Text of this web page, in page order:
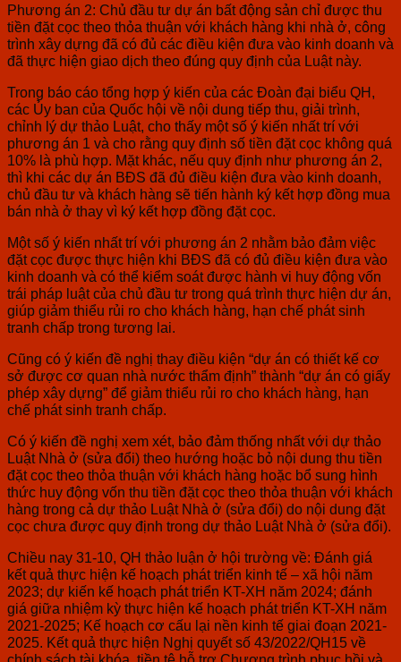
Phương án 2: Chủ đầu tư dự án bất động sản chỉ được thu
tiền đặt cọc theo thỏa thuận với khách hàng khi nhà ở, công
trình xây dựng đã có đủ các điều kiện đưa vào kinh doanh và
đã thực hiện giao dịch theo đúng quy định của Luật này.
Trong báo cáo tổng hợp ý kiến của các Đoàn đại biểu QH,
các Ủy ban của Quốc hội về nội dung tiếp thu, giải trình,
chỉnh lý dự thảo Luật, cho thấy một số ý kiến nhất trí với
phương án 1 và cho rằng quy định số tiền đặt cọc không quá
10% là phù hợp. Mặt khác, nếu quy định như phương án 2,
thì khi các dự án BĐS đã đủ điều kiện đưa vào kinh doanh,
chủ đầu tư và khách hàng sẽ tiến hành ký kết hợp đồng mua
bán nhà ở thay vì ký kết hợp đồng đặt cọc.
Một số ý kiến nhất trí với phương án 2 nhằm bảo đảm việc
đặt cọc được thực hiện khi BĐS đã có đủ điều kiện đưa vào
kinh doanh và có thể kiểm soát được hành vi huy động vốn
trái pháp luật của chủ đầu tư trong quá trình thực hiện dự án,
giúp giảm thiểu rủi ro cho khách hàng, hạn chế phát sinh
tranh chấp trong tương lai.
Cũng có ý kiến đề nghị thay điều kiện “dự án có thiết kế cơ
sở được cơ quan nhà nước thẩm định” thành “dự án có giấy
phép xây dựng” để giảm thiểu rủi ro cho khách hàng, hạn
chế phát sinh tranh chấp.
Có ý kiến đề nghị xem xét, bảo đảm thống nhất với dự thảo
Luật Nhà ở (sửa đổi) theo hướng hoặc bỏ nội dung thu tiền
đặt cọc theo thỏa thuận với khách hàng hoặc bổ sung hình
thức huy động vốn thu tiền đặt cọc theo thỏa thuận với khách
hàng trong cả dự thảo Luật Nhà ở (sửa đổi) do nội dung đặt
cọc chưa được quy định trong dự thảo Luật Nhà ở (sửa đổi).
Chiều nay 31-10, QH thảo luận ở hội trường về: Đánh giá
kết quả thực hiện kế hoạch phát triển kinh tế – xã hội năm
2023; dự kiến kế hoạch phát triển KT-XH năm 2024; đánh
giá giữa nhiệm kỳ thực hiện kế hoạch phát triển KT-XH năm
2021-2025; Kế hoạch cơ cấu lại nền kinh tế giai đoạn 2021-
2025. Kết quả thực hiện Nghị quyết số 43/2022/QH15 về